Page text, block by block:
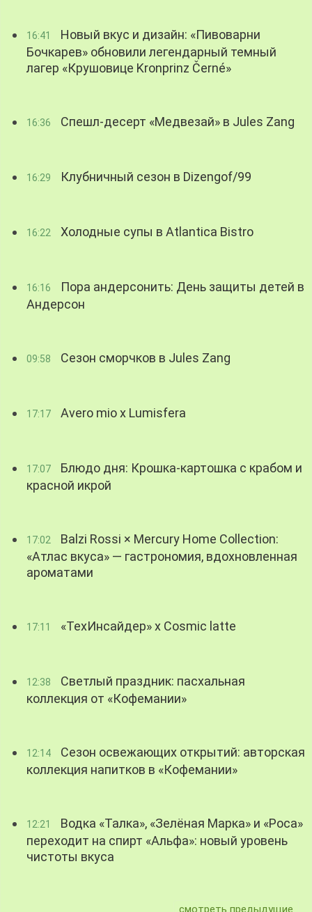
16:41
Новый вкус и дизайн: «Пивоварни
Бочкарев» обновили легендарный темный
лагер «Крушовице Kronprinz Černé»
16:36 Спешл-десерт «Медвезай» в Jules Zang
16:29 Клубничный сезон в Dizengof/99
16:22 Холодные супы в Atlantica Bistro
16:16
Пора андерсонить: День защиты детей в
Андерсон
09:58 Сезон сморчков в Jules Zang
17:17 Avero mio x Lumisfera
17:07
Блюдо дня: Крошка-картошка с крабом и
красной икрой
17:02
Balzi Rossi × Mercury Home Collection:
«Атлас вкуса» — гастрономия, вдохновленная
ароматами
17:11 «ТехИнсайдер» х Cosmic latte
12:38
Светлый праздник: пасхальная
коллекция от «Кофемании»
12:14
Сезон освежающих открытий: авторская
коллекция напитков в «Кофемании»
12:21
Водка «Талка», «Зелёная Марка» и «Роса»
переходит на спирт «Альфа»: новый уровень
чистоты вкуса
смотреть предыдущие